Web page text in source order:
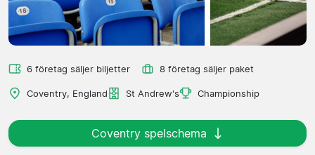
6 företag säljer biljetter 8 företag säljer paket
Coventry, England St Andrew's Championship
Coventry spelschema